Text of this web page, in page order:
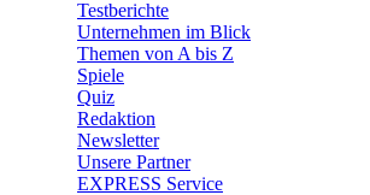
Testberichte
Unternehmen im Blick
Themen von A bis Z
Spiele
Quiz
Redaktion
Newsletter
Unsere Partner
EXPRESS Service